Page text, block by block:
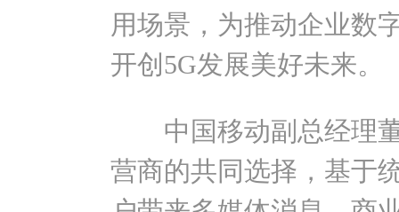
用场景，为推动企业数
开创5G发展美好未来。
中国移动副总经理董
营商的共同选择，基于